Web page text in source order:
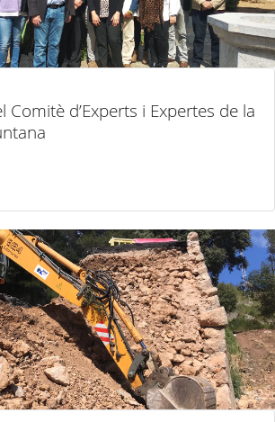
Comitè d’Experts i Expertes de la